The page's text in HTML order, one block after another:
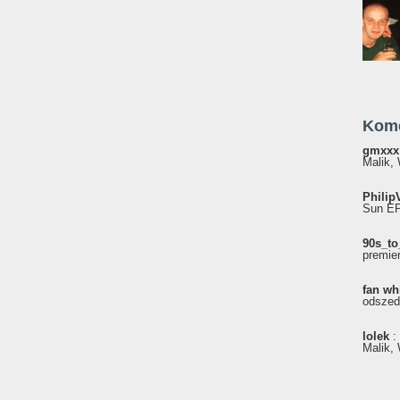
gmxxx
Malik,
Sun
fan
lolek :
Malik,